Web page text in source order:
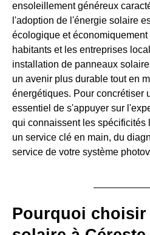
ensoleillement généreux
l'adoption de l'énergie solaire
écologique et
habitants et les entreprises
installation de panneaux
un avenir plus durable tout en
énergétiques. Pour concrétiser
essentiel de s'appuyer sur
qui connaissent les spécificités
un service clé en main, du
service de votre système
Pourquoi choisir